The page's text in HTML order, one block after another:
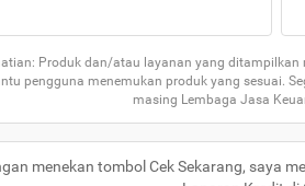
Produk dan/atau layanan yang
pengguna menemukan produk yang sesuai.
masing Lembaga Jasa
menekan tombol Cek Sekarang, saya